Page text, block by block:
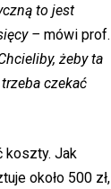
to jest
– mówi prof.
żeby ta
czekać
koszty. Jak
około 500 zł,